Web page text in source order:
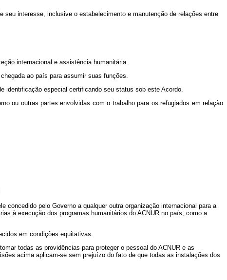
seu interesse, inclusive o estabelecimento e manutenção de relações entre
internacional e assistência humanitária.
ao país para assumir suas funções.
identificação especial certificando seu status sob este Acordo.
ou outras partes envolvidas com o trabalho para os refugiados em relação
concedido pelo Governo a qualquer outra organização internacional para a
à execução dos programas humanitários do ACNUR no país, como a
em condições equitativas.
todas as providências para proteger o pessoal do ACNUR e as
acima aplicam-se sem prejuízo do fato de que todas as instalações dos